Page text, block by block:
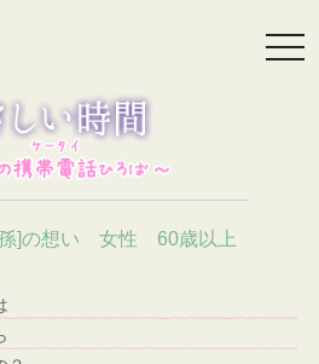
孫]の想い 女性 60歳以上